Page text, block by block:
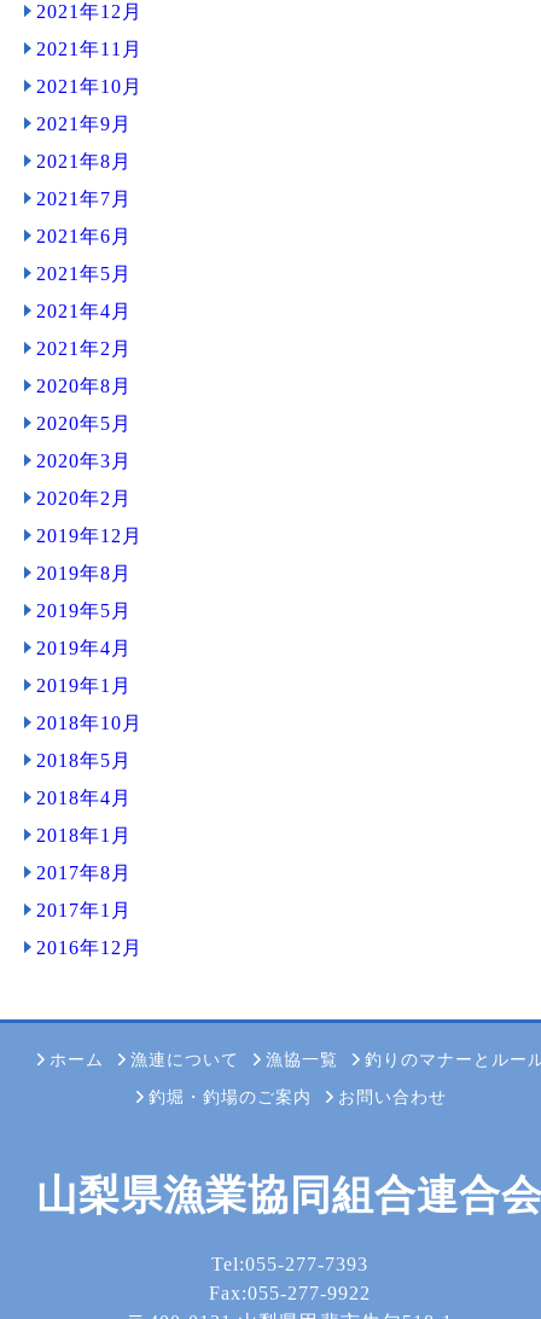
2021年12月
2021年11月
2021年10月
2021年9月
2021年8月
2021年7月
2021年6月
2021年5月
2021年4月
2021年2月
2020年8月
2020年5月
2020年3月
2020年2月
2019年12月
2019年8月
2019年5月
2019年4月
2019年1月
2018年10月
2018年5月
2018年4月
2018年1月
2017年8月
2017年1月
2016年12月
ホーム 漁連について 漁協一覧 釣りのマナーとルー
釣堀・釣場のご案内 お問い合わせ
山梨県漁業協同組合連合
Tel:055-277-7393
Fax:055-277-9922